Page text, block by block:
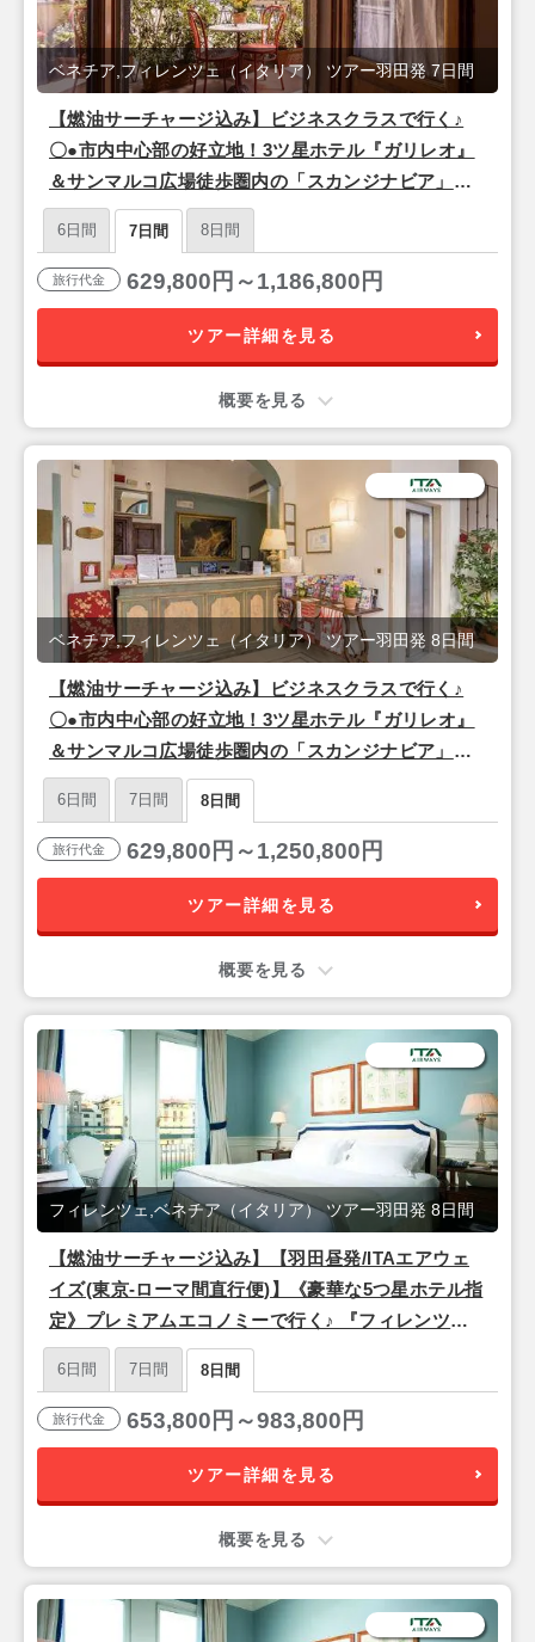
【燃油サーチャージ込み】ビジネスクラスで行く♪
〇●市内中心部の好立地！3ツ星ホテル『ガリレオ』
＆サンマルコ広場徒歩圏内の「スカンジナビア」宿
泊●〇 『フィレンツェ＆ベネチア』7日間【羽田昼
発/ITAエアウェイズ(東京-ローマ間直行便)】
ベネチア,フィレンツェ（イタリア） ツアー羽田発 7日間
6日間 7日間 8日間
旅行代金 629,800円～1,186,800円
ツアー詳細を見る
概要を見る
【燃油サーチャージ込み】ビジネスクラスで行く♪
〇●市内中心部の好立地！3ツ星ホテル『ガリレオ』
＆サンマルコ広場徒歩圏内の「スカンジナビア」宿
泊●〇 『フィレンツェ＆ベネチア』8日間【羽田昼
発/ITAエアウェイズ(東京-ローマ間直行便)】
ベネチア,フィレンツェ（イタリア） ツアー羽田発 8日間
6日間 7日間 8日間
旅行代金 629,800円～1,250,800円
ツアー詳細を見る
概要を見る
【燃油サーチャージ込み】【羽田昼発/ITAエアウェ
イズ(東京-ローマ間直行便)】《豪華な5つ星ホテル指
定》プレミアムエコノミーで行く♪ 『フィレンツェ
＆ベネチア』8日間
フィレンツェ,ベネチア（イタリア） ツアー羽田発 8日間
6日間 7日間 8日間
旅行代金 653,800円～983,800円
ツアー詳細を見る
概要を見る